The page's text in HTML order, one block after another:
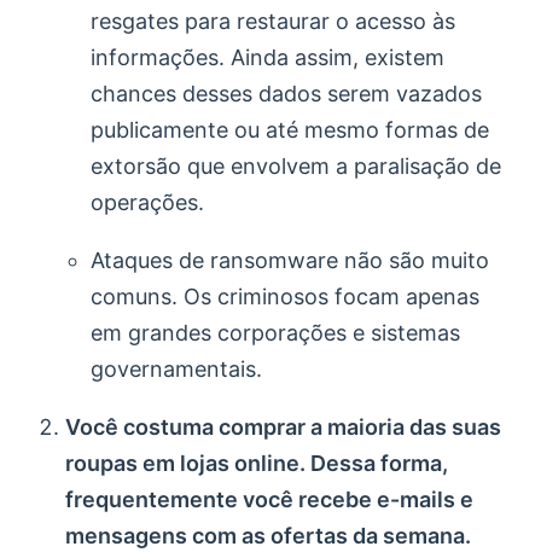
resgates para restaurar o acesso às
informações. Ainda assim, existem
chances desses dados serem vazados
publicamente ou até mesmo formas de
extorsão que envolvem a paralisação de
operações.
Ataques de ransomware não são muito
comuns. Os criminosos focam apenas
em grandes corporações e sistemas
governamentais.
Você costuma comprar a maioria das suas
roupas em lojas online. Dessa forma,
frequentemente você recebe e-mails e
mensagens com as ofertas da semana.